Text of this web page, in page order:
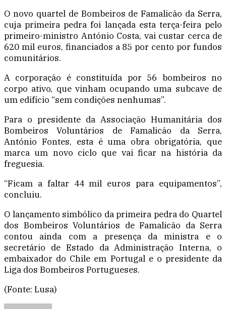
O novo quartel de Bombeiros de Famalicão da Serra,
cuja primeira pedra foi lançada esta terça-feira pelo
primeiro-ministro António Costa, vai custar cerca de
620 mil euros, financiados a 85 por cento por fundos
comunitários.
A corporação é constituída por 56 bombeiros no
corpo ativo, que vinham ocupando uma subcave de
um edifício “sem condições nenhumas”.
Para o presidente da Associação Humanitária dos
Bombeiros Voluntários de Famalicão da Serra,
António Fontes, esta é uma obra obrigatória, que
marca um novo ciclo que vai ficar na história da
freguesia.
“Ficam a faltar 44 mil euros para equipamentos”,
concluiu.
O lançamento simbólico da primeira pedra do Quartel
dos Bombeiros Voluntários de Famalicão da Serra
contou ainda com a presença da ministra e o
secretário de Estado da Administração Interna, o
embaixador do Chile em Portugal e o presidente da
Liga dos Bombeiros Portugueses.
(Fonte: Lusa)